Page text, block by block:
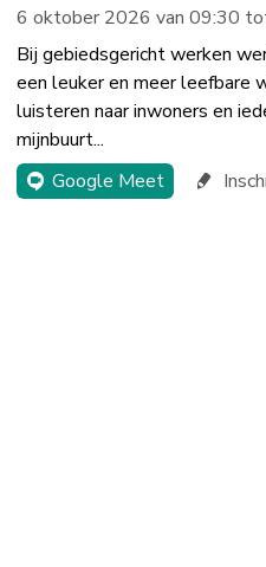
6 oktober 2026 van 09:30
Bij gebiedsgericht werken
een leuker en meer leefbare
luisteren naar inwoners en
mijnbuurt...
Google Meet